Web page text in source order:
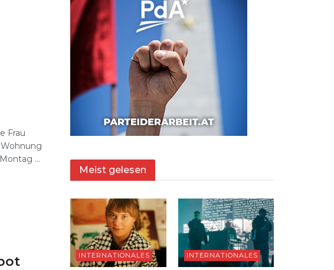
Frau
...
Meist gelesen
INTERNATIONALES INTERNATIONALES